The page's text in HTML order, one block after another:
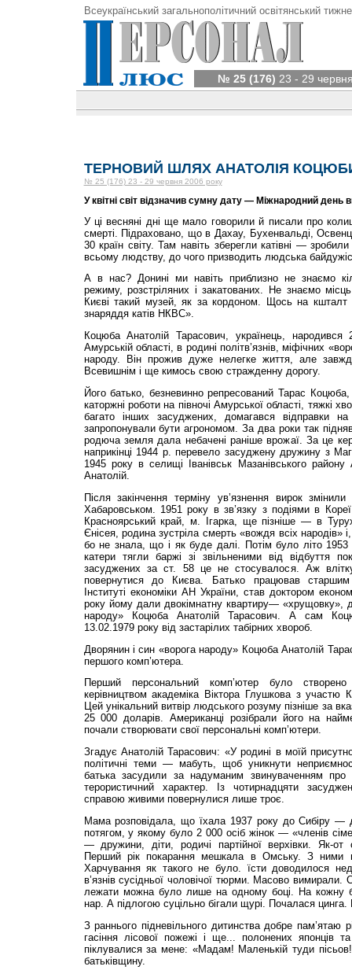
Всеукраїнський загальнополітичний освітянський
№ 25 (176) 23 - 29
ТЕРНОВИЙ ШЛЯХ АНАТОЛІЯ
№ 25 (176) 23 - 29 червня 2006 року
У квітні світ відзначив сумну дату — Міжнародний день
У ці весняні дні ще мало говорили й писали про
смерті. Підраховано, що в Дахау, Бухенвальді,
30 країн світу. Там навіть зберегли катівні —
всьому людству, до чого призводить людська
А в нас? Донині ми навіть приблизно не знаємо
режиму, розстріляних і закатованих. Не знаємо
Києві такий музей, як за кордоном. Щось на кшталт
знаряддя катів НКВС».
Коцюба Анатолій Тарасович, українець,
Амурській області, в родині політв’язнів, міфічних
народу. Він прожив дуже нелегке життя, але
Всевишнім і ще кимось свою стражденну дорогу.
Його батько, безневинно репресований Тарас
каторжні роботи на півночі Амурської області, тяжкі
багато інших засуджених, домагався відправки
запропонували бути агрономом. За два роки так
родюча земля дала небачені раніше врожаї. За це
наприкінці 1944 р. перевело засуджену дружину з
1945 року в селищі Іванівськ Мазанівського району
Анатолій.
Після закінчення терміну ув’язнення вирок
Хабаровськом. 1951 року в зв’язку з подіями в
Красноярський край, м. Ігарка, ще пізніше — в
Єнісея, родина зустріла смерть «вождя всіх народів»
бо не знала, що і як буде далі. Потім було літо
катери тягли баржі зі звільненими від відбуття
засуджених за ст. 58 це не стосувалося. Аж
повернутися до Києва. Батько працював старшим
Інституті економіки АН України, став доктором
року йому дали двокімнатну квартиру— «хрущовку»,
народу» Коцюба Анатолій Тарасович. А сам
13.02.1979 року від застарілих табірних хвороб.
Дворянин і син «ворога народу» Коцюба Анатолій
першого комп’ютера.
Перший персональний комп’ютер було створено
керівництвом академіка Віктора Глушкова з участю
Цей унікальний витвір людського розуму пізніше за
25 000 доларів. Американці розібрали його на
почали створювати свої персональні комп’ютери.
Згадує Анатолій Тарасович: «У родині в моїй
політичні теми — мабуть, щоб уникнути
батька засудили за надуманим звинуваченням
терористичний характер. Із чотирнадцяти
справою живими повернулися лише троє.
Мама розповідала, що їхала 1937 року до Сибіру —
потягом, у якому було 2 000 осіб жінок — «членів
— дружини, діти, родичі партійної верхівки. Як-от
Перший рік покарання мешкала в Омську. З ними
Харчування як такого не було. їсти доводилося
в’язнів сусідньої чоловічої тюрми. Масово
лежати можна було лише на одному боці. На
нар. А підлогою суцільно бігали щурі. Почалася цинга.
З раннього підневільного дитинства добре пам’ятаю
гасіння лісової пожежі і ще... полонених японців та
піклувалися за мене: «Мадам! Маленькій туди
батьківщину.